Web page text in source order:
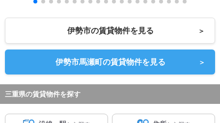
伊勢市の賃貸物件を見る ＞
伊勢市馬瀬町の賃貸物件を見る ＞
三重県の賃貸物件を探す